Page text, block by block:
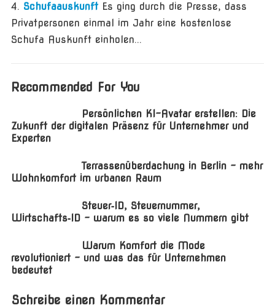
Schufaauskunft Es ging durch die Presse, dass
Privatpersonen einmal im Jahr eine kostenlose
Schufa Auskunft einholen...
Recommended For You
Persönlichen KI-Avatar erstellen: Die
Zukunft der digitalen Präsenz für Unternehmer und
Experten
Terrassenüberdachung in Berlin – mehr
Wohnkomfort im urbanen Raum
Steuer‑ID, Steuernummer,
Wirtschafts‑ID – warum es so viele Nummern gibt
Warum Komfort die Mode
revolutioniert – und was das für Unternehmen
bedeutet
Schreibe einen Kommentar